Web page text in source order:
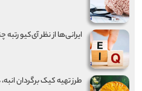
ایرانی‌ها از نظر آی‌کیو رتبه
طرز تهیه کیک برگردان